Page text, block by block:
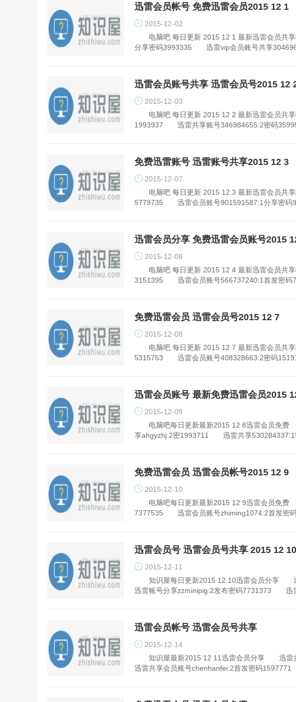
迅雷会员帐号 免费迅雷会员2015 12 1
2015-12-02
电脑吧 每日更新 2015 12 1 最新迅雷会员共
分享密码3993335 迅雷vip会员账号共享
迅雷会员账号共享 迅雷会员号2015 12
2015-12-03
电脑吧 每日更新 2015 12 2 最新迅雷会员共
1993937 迅雷共享账号346984655:2密码
免费迅雷账号 迅雷账号共享2015 12 3
2015-12-07
电脑吧 每日更新 2015 12 3 最新迅雷会员共
5779735 迅雷会员账号901591587:1分享密
迅雷会员分享 免费迅雷会员账号2015
2015-12-08
电脑吧 每日更新 2015 12 4 最新迅雷会员共
3151395 迅雷会员账号566737240:1首发密
免费迅雷会员 迅雷会员号2015 12 7
2015-12-08
电脑吧 每日更新 2015 12 7 最新迅雷会员共
5315753 迅雷会员账号408328663:2密码
迅雷会员账号 最新免费迅雷会员2015
2015-12-09
电脑吧每日更新最新2015 12 8迅雷会员免
享ahgyzhj:2密1993711 迅雷共享
免费迅雷会员 迅雷会员帐号2015 12 9
2015-12-10
电脑吧每日更新最新2015 12 9迅雷会员免
7377535 迅雷会员账号zhiming1074:2首发密
迅雷会员号 迅雷会员号共享 2015 12 10
2015-12-11
知识屋每日更新2015 12 10迅雷会员分享
迅雷账号分享zzminipig:2发布密码7731373 迅
迅雷会员帐号 迅雷会员号共享
2015-12-14
知识屋最新2015 12 11迅雷会员分享 迅雷
迅雷共享会员账号chenhanfei:2首发密码